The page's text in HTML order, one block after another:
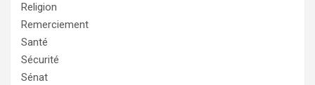
Religion
Remerciement
Santé
Sécurité
Sénat